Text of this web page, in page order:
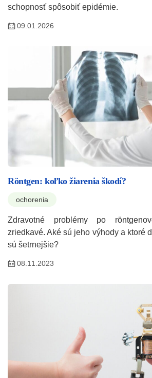
schopnosť spôsobiť epidémie.
09.01.2026
Röntgen: koľko žiarenia škodí?
ochorenia
Zdravotné problémy po
zriedkavé. Aké sú jeho výhody a ktoré
sú šetrnejšie?
08.11.2023